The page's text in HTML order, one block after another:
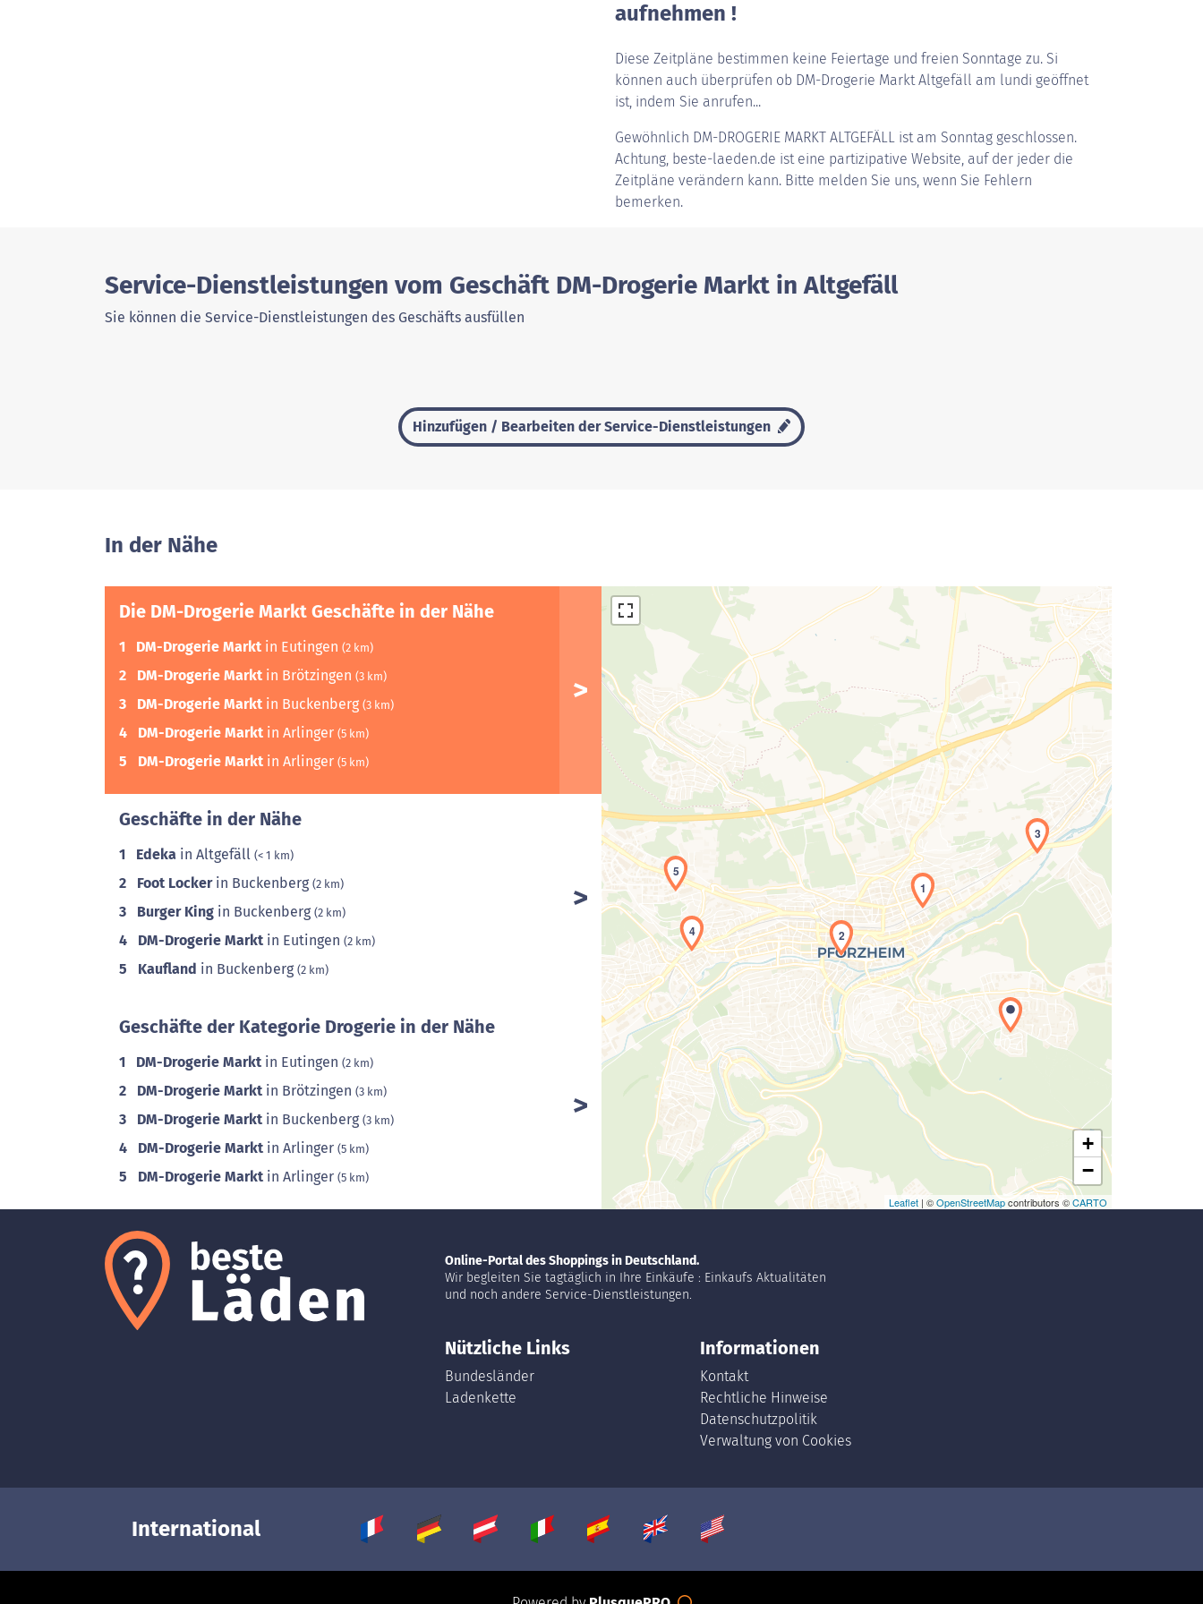
aufnehmen !
Diese Zeitpläne bestimmen keine Feiertage und freien Sonntage zu. Si
können auch überprüfen ob DM-Drogerie Markt Altgefäll am lundi geöffnet
ist, indem Sie anrufen...
Gewöhnlich DM-DROGERIE MARKT ALTGEFÄLL ist am Sonntag geschlossen.
Achtung, beste-laeden.de ist eine partizipative Website, auf der jeder die
Zeitpläne verändern kann. Bitte melden Sie uns, wenn Sie Fehlern
bemerken.
Service-Dienstleistungen vom Geschäft DM-Drogerie Markt in Altgefäll
Sie können die Service-Dienstleistungen des Geschäfts ausfüllen
Hinzufügen / Bearbeiten der Service-Dienstleistungen
In der Nähe
Die DM-Drogerie Markt Geschäfte in der Nähe
1 DM-Drogerie Markt in Eutingen (2 km)
2 DM-Drogerie Markt in Brötzingen (3 km)
3 DM-Drogerie Markt in Buckenberg (3 km)
4 DM-Drogerie Markt in Arlinger (5 km)
5 DM-Drogerie Markt in Arlinger (5 km)
Geschäfte in der Nähe
1 Edeka in Altgefäll (< 1 km)
2 Foot Lockerin Buckenberg (2 km)
3 Burger King in Buckenberg (2 km)
4 DM-Drogerie Markt in Eutingen (2 km)
5 Kaufland in Buckenberg (2 km)
Geschäfte der Kategorie Drogerie in der Nähe
1 DM-Drogerie Markt in Eutingen (2 km)
2 DM-Drogerie Markt in Brötzingen (3 km)
3 DM-Drogerie Markt in Buckenberg (3 km)
4 DM-Drogerie Markt in Arlinger (5 km)
5 DM-Drogerie Markt in Arlinger (5 km)
Laden der Karte... 1
2
3
4
5
+
−
Leaflet | ©OpenStreetMapcontributors ©CARTO
Online-Portal des Shoppings in Deutschland.
Wir begleiten Sie tagtäglich in Ihre Einkäufe : Einkaufs Aktualitäten
und noch andere Service-Dienstleistungen.
Nützliche Links
Bundesländer
Ladenkette
Informationen
Kontakt
Rechtliche Hinweise
Datenschutzpolitik
Verwaltung von Cookies
International